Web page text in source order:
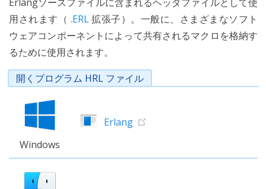
用されます（ .ERL拡張子）。一般に、さまざまなソフト
ウェアコンポーネントによって共有されるマクロを格納す
るために使用されます。
開くプログラム HRL ファイル
Windows
Erlang